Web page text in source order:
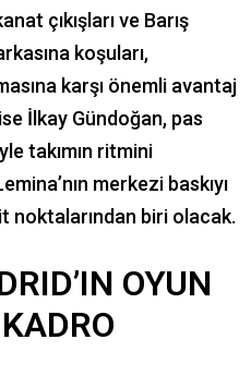
çıkışları ve Barış
koşuları,
karşı önemli avantaj
İlkay Gündoğan, pas
takımın ritmini
merkezi baskıyı
noktalarından biri olacak.
OYUN